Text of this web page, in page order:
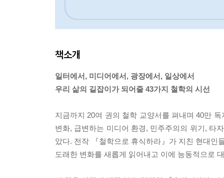
책소개
일터에서, 미디어에서, 광장에서, 일상에서
우리 삶의 길잡이가 되어줄 43가지 철학의 시선
지금까지 20여 권의 철학 교양서를 펴내며 40만
변화, 급변하는 미디어 환경, 민주주의의 위기, 타
았다. 전작 『철학으로 휴식하라』가 지친 현대인
도래한 변화를 새롭게 읽어내고 이에 능동적으로